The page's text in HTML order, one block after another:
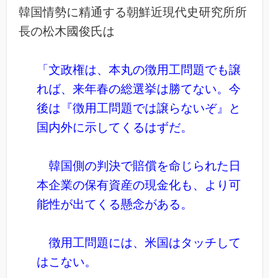
韓国情勢に精通する朝鮮近現代史研究所所
長の松木國俊氏は
「文政権は、本丸の徴用工問題でも譲
れば、来年春の総選挙は勝てない。今
後は『徴用工問題では譲らないぞ』と
国内外に示してくるはずだ。
韓国側の判決で賠償を命じられた日
本企業の保有資産の現金化も、より可
能性が出てくる懸念がある。
徴用工問題には、米国はタッチして
はこない。